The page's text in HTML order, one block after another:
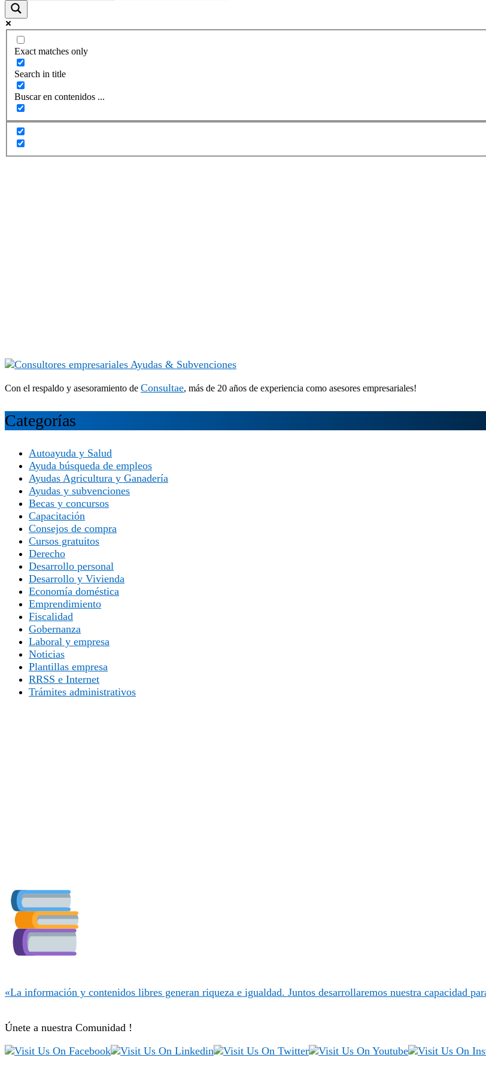
Exact matches only
Search in title
Buscar en contenidos ...
Con el respaldo y asesoramiento de Consultae, más de 20 años de experiencia como asesores empresariales!
Categorías
Autoayuda y Salud
Ayuda búsqueda de empleos
Ayudas Agricultura y Ganadería
Ayudas y subvenciones
Becas y concursos
Capacitación
Consejos de compra
Cursos gratuitos
Derecho
Desarrollo personal
Desarrollo y Vivienda
Economía doméstica
Emprendimiento
Fiscalidad
Gobernanza
Laboral y empresa
Noticias
Plantillas empresa
RRSS e Internet
Trámites administrativos
«La información y contenidos libres generan riqueza e igualdad. Juntos desarrollaremos nuestra capacidad
Únete a nuestra Comunidad !